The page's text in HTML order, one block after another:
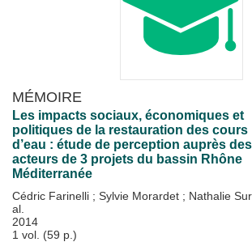
MÉMOIRE
Les impacts sociaux, économiques et
politiques de la restauration des cours
d’eau : étude de perception auprès des
acteurs de 3 projets du bassin Rhône
Méditerranée
Cédric Farinelli ; Sylvie Morardet ; Nathalie
al.
2014
1 vol. (59 p.)